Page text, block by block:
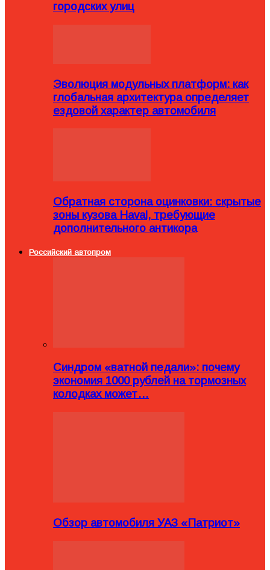
городских улиц
Эволюция модульных платформ: как
глобальная архитектура определяет
ездовой характер автомобиля
Обратная сторона оцинковки: скрытые
зоны кузова Haval, требующие
дополнительного антикора
Российский автопром
Синдром «ватной педали»: почему
экономия 1000 рублей на тормозных
колодках может…
Обзор автомобиля УАЗ «Патриот»